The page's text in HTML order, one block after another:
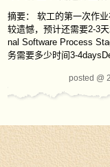
摘要： 软工的第一次作
较遗憾，预计还需要2-3
nal Software Process
务需要多少时间3-
posted @